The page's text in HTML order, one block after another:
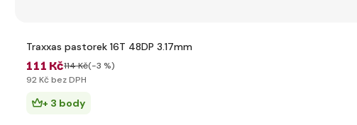
Traxxas pastorek 16T 48DP 3.17mm
111 Kč114 Kč(-3 %)
92 Kč bez DPH
+ 3 body